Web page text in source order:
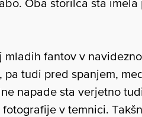
Oba storilca sta
fantov v
tudi pred spanjem,
napade sta verjetno
v temnici.